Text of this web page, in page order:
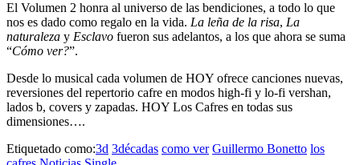
El Volumen 2 honra al universo de las bendiciones, a todo lo que
nos es dado como regalo en la vida. La leña de la risa, La
naturaleza y Esclavo fueron sus adelantos, a los que ahora se suma
“Cómo ver?”.
Desde lo musical cada volumen de HOY ofrece canciones nuevas,
reversiones del repertorio cafre en modos high-fi y lo-fi vershan,
lados b, covers y zapadas. HOY Los Cafres en todas sus
dimensiones….
Etiquetado como:3d 3décadas como ver Guillermo Bonetto los